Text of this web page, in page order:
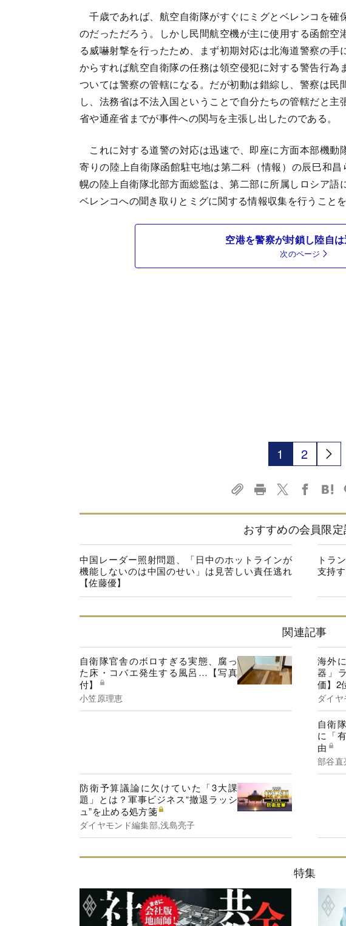
千歳であれば、航空自衛隊がすぐにミグとベレンコを確
のだっただろう。しかし民間航空機が主に使用する函館空
る威嚇射撃を行ったため、まず初期対応は北海道警察の
からすれば航空自衛隊の任務は領空侵犯に対する警告行
ついては警察の管轄になる。だが初動は錯綜し、警察は
し、法務省は不法入国ということで自分たちの管轄だと
省や通産省までが事件への関与を主張し出したのである。
これに対する道警の対応は迅速で、即座に方面本部機動
寄りの陸上自衛隊函館駐屯地は第二科（情報）の辰巳和
幌の陸上自衛隊北部方面総監は、第二部に所属しロシア語
ベレンコへの聞き取りとミグに関する情報収集を行うことを
空港を警察が封鎖し陸自
次のページ
1 2
おすすめの会員限
中国レーダー照射問題、「日中のホットラインが
機能しないのは中国のせい」は見苦しい責任逃れ
【佐藤優】
トラ
支持
関連記事
自衛隊官舎のボロすぎる実態、腐っ
た床・コバエ発生する風呂…【写真
付】
小笠原理恵
海外
器」
価】2
ダイ
自衛
に「
由
部谷直
防衛予算議論に欠けていた「3大課
題」とは？軍事ビジネス“撤退ラッシ
ュ”を止める処方箋
ダイヤモンド編集部,浅島亮子
特集